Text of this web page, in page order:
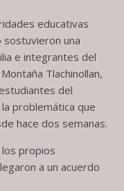
educativas
una
e integrantes del
Tlachinollan,
del
problemática que
hace dos semanas.
propios
a un acuerdo